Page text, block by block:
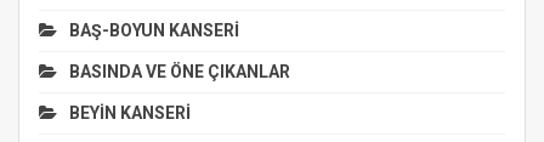
BAŞ-BOYUN KANSERİ
BASINDA VE ÖNE ÇIKANLAR
BEYİN KANSERİ